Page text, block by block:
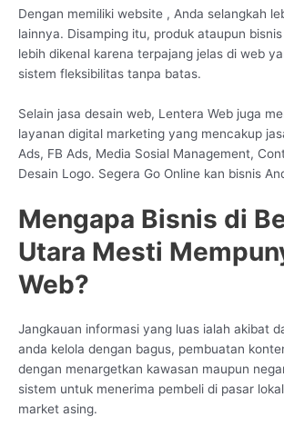
Dengan memiliki website , Anda selangkah
lainnya. Disamping itu, produk ataupun
lebih dikenal karena terpajang jelas di web
sistem fleksibilitas tanpa batas.
Selain jasa desain web, Lentera Web juga
layanan digital marketing yang mencakup
Ads, FB Ads, Media Sosial Management,
Desain Logo. Segera Go Online kan bisnis
Mengapa Bisnis di
Utara Mesti
Web?
Jangkauan informasi yang luas ialah akibat
anda kelola dengan bagus, pembuatan
dengan menargetkan kawasan maupun
sistem untuk menerima pembeli di pasar
market asing.